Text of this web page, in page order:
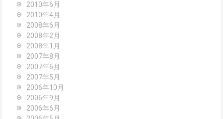
2010年6月
2010年4月
2008年6月
2008年2月
2008年1月
2007年8月
2007年6月
2007年5月
2006年10月
2006年9月
2006年6月